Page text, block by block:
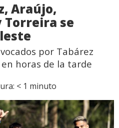
Araújo,
Torreira se
por Tabárez
horas de la tarde
< 1 minuto